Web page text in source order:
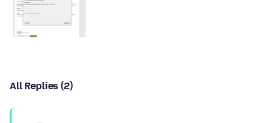
All Replies (2)